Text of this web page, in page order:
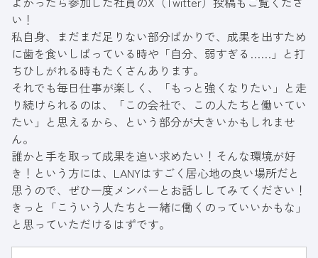
い！
私自身、まだまだ足りない部分ばかりで、成果を出すため
に歯を食いしばっている時や「自分、弱すぎる……」と打
ちひしがれる時もたくさんあります。
それでも毎日仕事が楽しく、「もっと強くなりたい」と走
り続けられるのは、「この会社で、この人たちと働いてい
たい」と思えるから、という部分が大きいかもしれませ
ん。
誰かと手を取って成果を追い求めたい！そんな環境が好
き！という方には、LANYはすごく居心地の良い場所だと
思うので、ぜひ一度メンバーとお話ししてみてください！
きっと「こういう人たちと一緒に働くのっていいかもな」
と思っていただけるはずです。